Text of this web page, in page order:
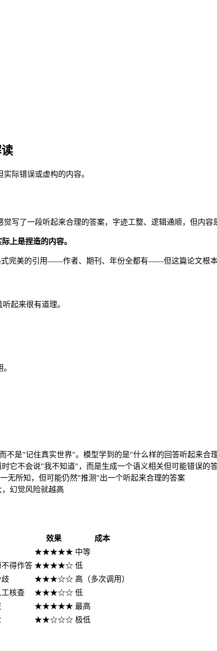
际错误或虚构的内容。
了一段听起来合理的答案，字迹工整、逻辑通顺，但内容
上是捏造的内容。
完美的引用——作者、期刊、年份全都有——但这篇论文根本
起来很有道理。
不是"记住真实世界"。模型学到的是"什么样的回答听起来合
它不会说"我不知道"，而是生成一个语义相关但可能错误的
无所知，但可能仍然"推测"出一个听起来合理的答案
幻觉风险就越高
效果
成本
★★★★★ 中等
得作答 ★★★★☆ 低
歧 ★★★☆☆ 高（多次调用）
核查 ★★★☆☆ 低
★★★★★ 最高
★★☆☆☆ 极低